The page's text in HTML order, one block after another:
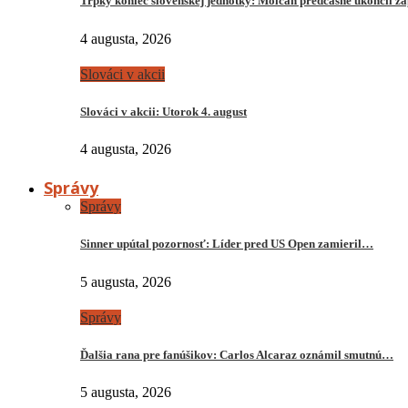
4 augusta, 2026
Slováci v akcii
Slováci v akcii: Utorok 4. august
4 augusta, 2026
Správy
Správy
Sinner upútal pozornosť: Líder pred US Open zamieril…
5 augusta, 2026
Správy
Ďalšia rana pre fanúšikov: Carlos Alcaraz oznámil smutnú…
5 augusta, 2026